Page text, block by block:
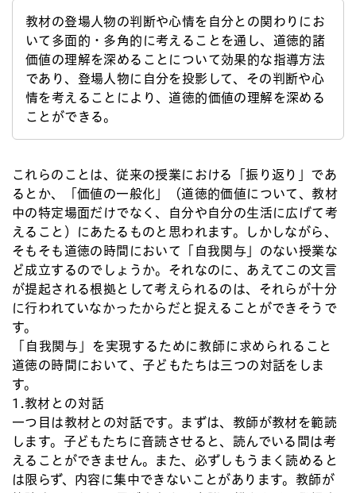
教材の登場人物の判断や心情を自分との関わりにお
いて多面的・多角的に考えることを通し、道徳的諸
価値の理解を深めることについて効果的な指導方法
であり、登場人物に自分を投影して、その判断や心
情を考えることにより、道徳的価値の理解を深める
ことができる。
これらのことは、従来の授業における「振り返り」であ
るとか、「価値の一般化」（道徳的価値について、教材
中の特定場面だけでなく、自分や自分の生活に広げて考
えること）にあたるものと思われます。しかしながら、
そもそも道徳の時間において「自我関与」のない授業な
ど成立するのでしょうか。それなのに、あえてこの文言
が提起される根拠として考えられるのは、それらが十分
に行われていなかったからだと捉えることができそうで
す。
「自我関与」を実現するために教師に求められること
道徳の時間において、子どもたちは三つの対話をしま
す。
1.教材との対話
一つ目は教材との対話です。まずは、教師が教材を範読
します。子どもたちに音読させると、読んでいる間は考
えることができません。また、必ずしもうまく読めると
は限らず、内容に集中できないことがあります。教師が